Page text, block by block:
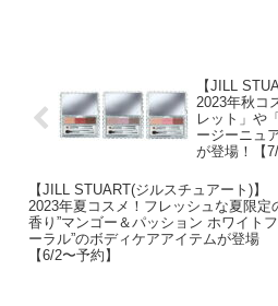
【JILL
2023年秋コ
レット」や
ージーニュ
が登場！【
【JILL STUART(ジルスチュアート)】
2023年夏コスメ！フレッシュな夏限定
香り”マンゴー＆パッション ホワイト
ーラル”のボディケアアイテムが登場
【6/2〜予約】